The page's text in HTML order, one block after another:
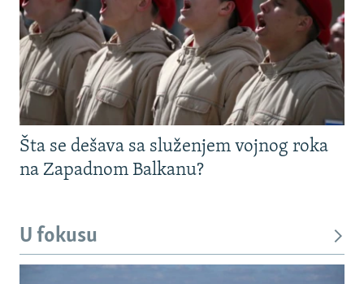
Šta se dešava sa služenjem vojnog roka
na Zapadnom Balkanu?
U fokusu